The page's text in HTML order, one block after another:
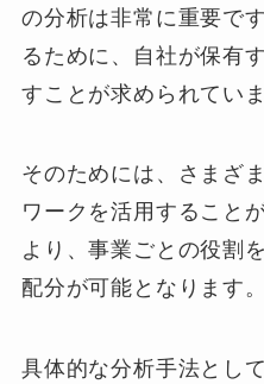
の分析は非常に重要で
るために、自社が保有
すことが求められていま
そのためには、さまざ
ワークを活用すること
より、事業ごとの役割
配分が可能となります。
具体的な分析手法とし